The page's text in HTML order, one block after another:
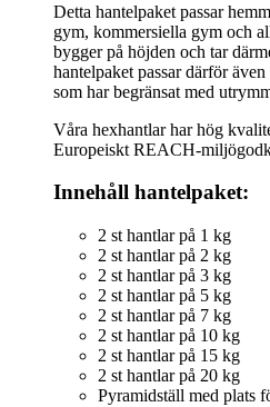
Detta hantelpaket passar
gym, kommersiella gym och
bygger på höjden och tar
hantelpaket passar därför
som har begränsat med
Våra hexhantlar har hög
Europeiskt REACH-
Innehåll hantelpaket:
2 st hantlar på 1 kg
2 st hantlar på 2 kg
2 st hantlar på 3 kg
2 st hantlar på 5 kg
2 st hantlar på 7 kg
2 st hantlar på 10 kg
2 st hantlar på 15 kg
2 st hantlar på 20 kg
Pyramidställ med plats